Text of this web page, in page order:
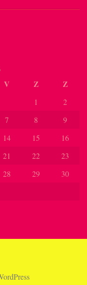
V Z Z
1
2
7 8
9
14 15
16
21 22
23
28 29
30